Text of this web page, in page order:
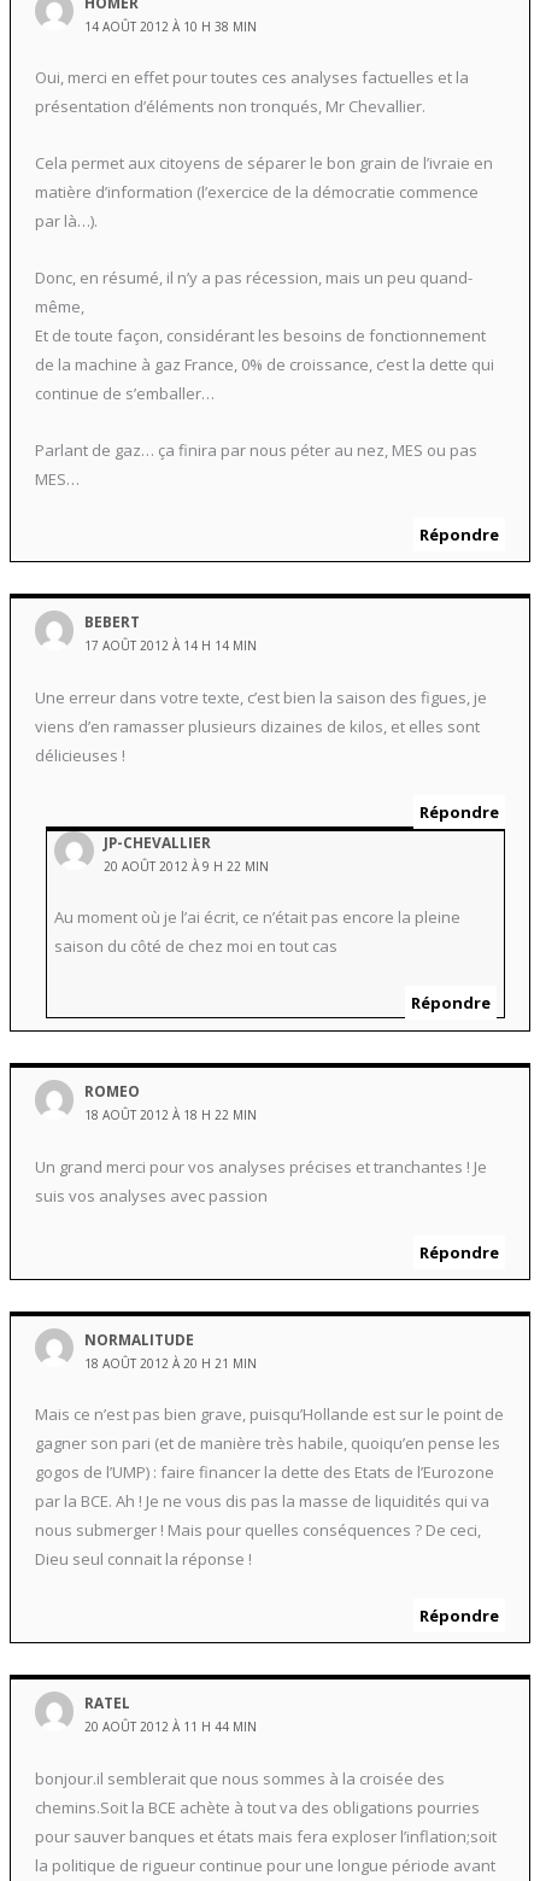
14 AOÛT 2012 À 10 H 38 MIN
Oui, merci en effet pour toutes ces analyses factuelles et la
présentation d’éléments non tronqués, Mr Chevallier.
Cela permet aux citoyens de séparer le bon grain de l’ivraie en
matière d’information (l’exercice de la démocratie commence
par là…).
Donc, en résumé, il n’y a pas récession, mais un peu quand-
même,
Et de toute façon, considérant les besoins de fonctionnement
de la machine à gaz France, 0% de croissance, c’est la dette qui
continue de s’emballer…
Parlant de gaz… ça finira par nous péter au nez, MES ou pas
MES…
Répondre
BEBERT
17 AOÛT 2012 À 14 H 14 MIN
Une erreur dans votre texte, c’est bien la saison des figues, je
viens d’en ramasser plusieurs dizaines de kilos, et elles sont
délicieuses !
Répondre
JP-CHEVALLIER
20 AOÛT 2012 À 9 H 22 MIN
Au moment où je l’ai écrit, ce n’était pas encore la pleine
saison du côté de chez moi en tout cas
Répondre
ROMEO
18 AOÛT 2012 À 18 H 22 MIN
Un grand merci pour vos analyses précises et tranchantes ! Je
suis vos analyses avec passion
Répondre
NORMALITUDE
18 AOÛT 2012 À 20 H 21 MIN
Mais ce n’est pas bien grave, puisqu’Hollande est sur le point de
gagner son pari (et de manière très habile, quoiqu’en pense les
gogos de l’UMP) : faire financer la dette des Etats de l’Eurozone
par la BCE. Ah ! Je ne vous dis pas la masse de liquidités qui va
nous submerger ! Mais pour quelles conséquences ? De ceci,
Dieu seul connait la réponse !
Répondre
RATEL
20 AOÛT 2012 À 11 H 44 MIN
bonjour.il semblerait que nous sommes à la croisée des
chemins.Soit la BCE achète à tout va des obligations pourries
pour sauver banques et états mais fera exploser l’inflation;soit
la politique de rigueur continue pour une longue période avant